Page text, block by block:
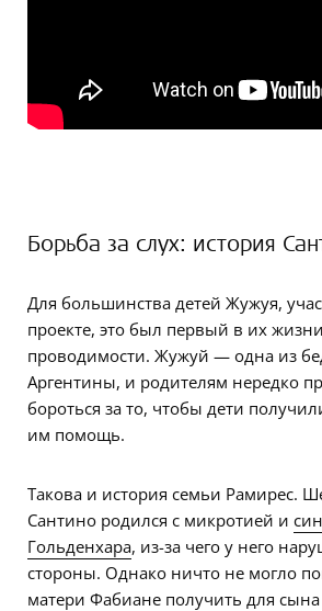
Борьба за слух: история
Для большинства детей Жужуя,
проекте, это был первый в их
проводимости. Жужуй — одна из
Аргентины, и родителям нередко
бороться за то, чтобы дети
им помощь.
Такова и история семьи Рамирес.
Сантино родился с микротией и
Гольденхара, из-за чего у него
стороны. Однако ничто не могло
матери Фабиане получить для